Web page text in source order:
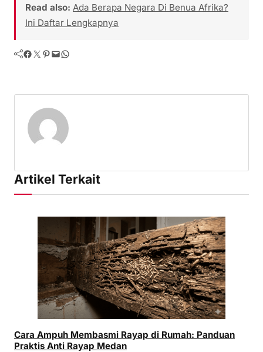
Read also: Ada Berapa Negara Di Benua Afrika?
Ini Daftar Lengkapnya
Facebook Twitter Pinterest Mail WhatsApp
Artikel Terkait
Cara Ampuh Membasmi Rayap di Rumah: Panduan
Praktis Anti Rayap Medan